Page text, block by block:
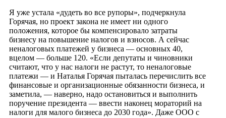
Я уже устала «дудеть во все рупоры», подчеркнула
Горячая, но проект закона не имеет ни одного
положения, которое бы компенсировало затраты
бизнесу на повышение налогов и взносов. А сейчас
неналоговых платежей у бизнеса — основных 40,
вцелом — больше 120. «Если депутаты и чиновники
считают, что у нас налоги не растут, то неналоговые
платежи — и Наталья Горячая пыталась перечислить все
финансовые и организационные обязанности бизнеса, и
заметила, — наверно, надо остановиться и выполнить
поручение президента — ввести наконец мораторий на
налоги для малого бизнеса до 2030 года». Даже ООО с